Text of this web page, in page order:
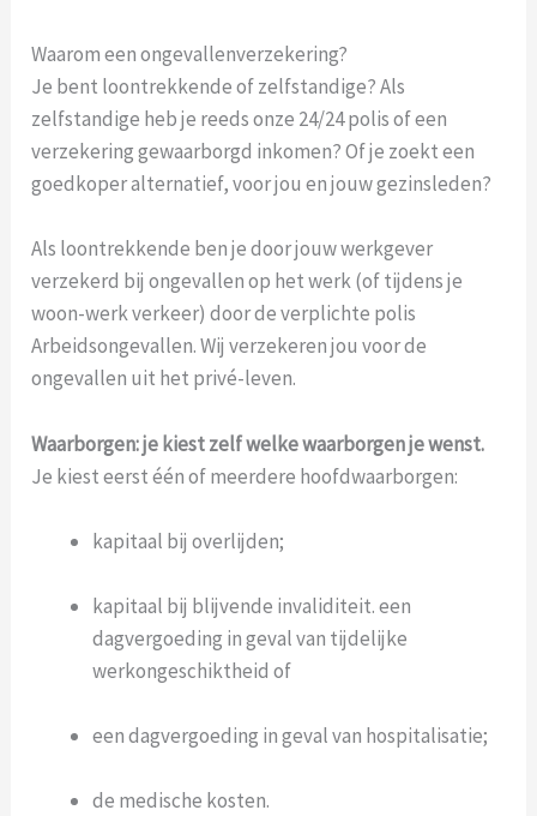
Waarom een ongevallenverzekering?
Je bent loontrekkende of zelfstandige? Als
zelfstandige heb je reeds onze 24/24 polis of een
verzekering gewaarborgd inkomen? Of je zoekt een
goedkoper alternatief, voor jou en jouw gezinsleden?
Als loontrekkende ben je door jouw werkgever
verzekerd bij ongevallen op het werk (of tijdens je
woon-werk verkeer) door de verplichte polis
Arbeidsongevallen. Wij verzekeren jou voor de
ongevallen uit het privé-leven.
Waarborgen: je kiest zelf welke waarborgen je wenst.
Je kiest eerst één of meerdere hoofdwaarborgen:
kapitaal bij overlijden;
kapitaal bij blijvende invaliditeit. een
dagvergoeding in geval van tijdelijke
werkongeschiktheid of
een dagvergoeding in geval van hospitalisatie;
de medische kosten.